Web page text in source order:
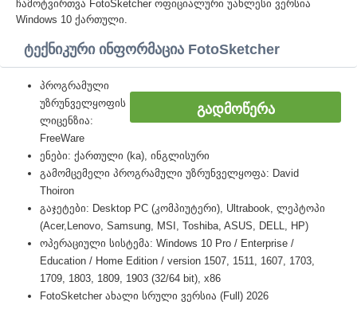
ჩამოტვირთვა FotoSketcher ოფიციალური უახლესი ვერსია
Windows 10 ქართული.
ტექნიკური ინფორმაცია FotoSketcher
ᲒᲐᲓᲛᲝᲬᲔᲠᲐ
პროგრამული
უზრუნველყოფის
ლიცენზია:
FreeWare
ენები: ქართული (ka), ინგლისური
გამომცემელი პროგრამული უზრუნველყოფა: David
Thoiron
გაჯეტები: Desktop PC (კომპიუტერი), Ultrabook, ლეპტოპი
(Acer,Lenovo, Samsung, MSI, Toshiba, ASUS, DELL, HP)
ოპერაციული სისტემა: Windows 10 Pro / Enterprise /
Education / Home Edition / version 1507, 1511, 1607, 1703,
1709, 1803, 1809, 1903 (32/64 bit), x86
FotoSketcher ახალი სრული ვერსია (Full) 2026